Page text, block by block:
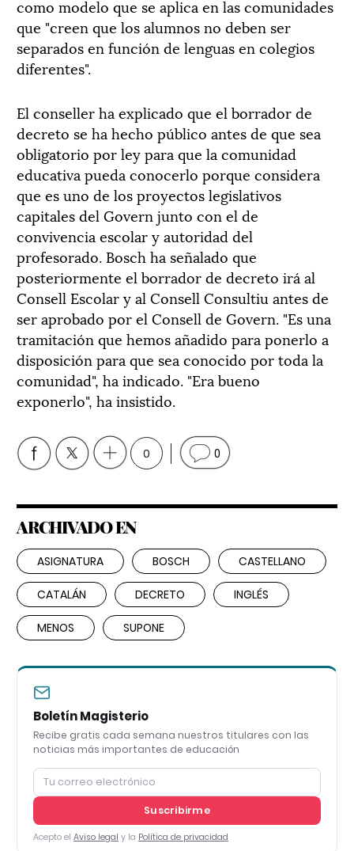
como modelo que se aplica en las comunidades
que "creen que los alumnos no deben ser
separados en función de lenguas en colegios
diferentes".
El conseller ha explicado que el borrador de
decreto se ha hecho público antes de que sea
obligatorio por ley para que la comunidad
educativa pueda conocerlo porque considera
que es uno de los proyectos legislativos
capitales del Govern junto con el de
convivencia escolar y autoridad del
profesorado. Bosch ha señalado que
posteriormente el borrador de decreto irá al
Consell Escolar y al Consell Consultiu antes de
ser aprobado por el Consell de Govern. "Es una
tramitación que hemos añadido para ponerlo a
disposición para que sea conocido por toda la
comunidad", ha indicado. "Era bueno
exponerlo", ha insistido.
0 0
ARCHIVADO EN
ASIGNATURA BOSCH CASTELLANO
CATALÁN DECRETO INGLÉS
MENOS SUPONE
Boletín Magisterio
Recibe gratis cada semana nuestros titulares con las
noticias más importantes de educación
Suscribirme
Acepto el Aviso legal y la Política de privacidad